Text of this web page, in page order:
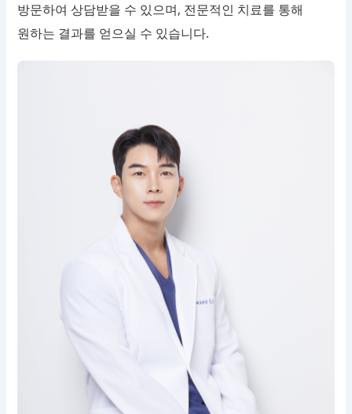
방문하여 상담받을 수 있으며, 전문적인 치료를 통해
원하는 결과를 얻으실 수 있습니다.